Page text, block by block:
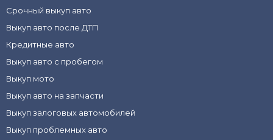
Срочный выкуп авто
Выкуп авто после ДТП
Кредитные авто
Выкуп авто с пробегом
Выкуп мото
Выкуп авто на запчасти
Выкуп залоговых автомобилей
Выкуп проблемных авто